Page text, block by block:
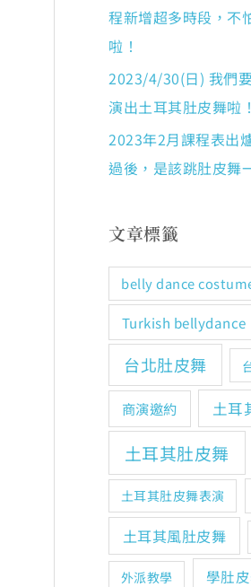
程新增超多時段，不
啦！
2023/4/30(日) 我們
演出土耳其肚皮舞啦！
2023年2月課程表出
過後，是該跳肚皮舞
文章標籤
belly dance
Turkish bellydance
台北肚皮舞
商演邀約 土耳
土耳其肚皮舞
土耳其肚皮舞表演
土耳其風肚皮舞
外派教學 學肚